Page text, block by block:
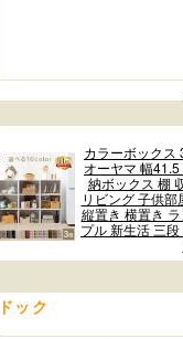
カラーボックス
オーヤマ 幅
納ボックス 棚
リビング 子供部
縦置き 横置き
プル 新生活 三
ドック